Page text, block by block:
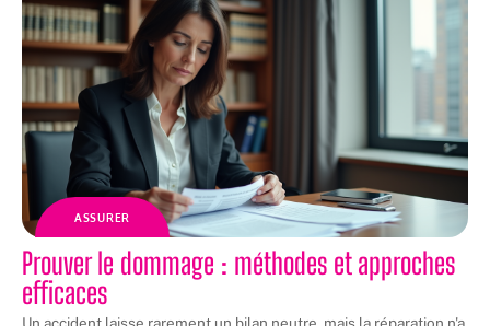
ASSURER
Prouver le dommage : méthodes et approches
efficaces